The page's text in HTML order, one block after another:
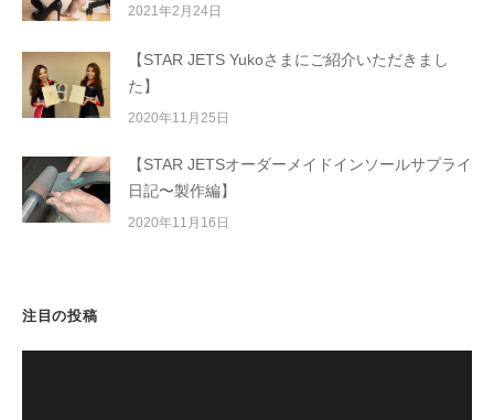
2021年2月24日
【STAR JETS Yukoさまにご紹介いただきまし
た】
2020年11月25日
【STAR JETSオーダーメイドインソールサプライ
日記〜製作編】
2020年11月16日
注目の投稿